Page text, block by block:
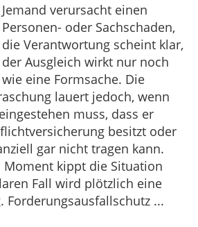
Jemand verursacht einen
Personen- oder Sachschaden,
die Verantwortung scheint klar,
der Ausgleich wirkt nur noch
wie eine Formsache. Die
lauert jedoch, wenn
muss, dass er
besitzt oder
gar nicht tragen kann.
Moment kippt die Situation
Fall wird plötzlich eine
Forderungsausfallschutz ...